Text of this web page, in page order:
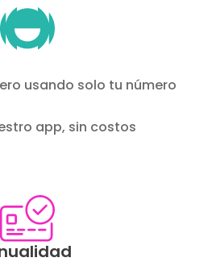
Image
usando solo tu número
app, sin costos
Image